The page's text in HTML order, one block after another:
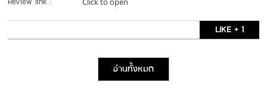
LIKE + 1
อ่านทั้งหมด